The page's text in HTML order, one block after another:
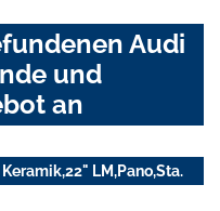
Audi
und
an
LM,Pano,Sta.